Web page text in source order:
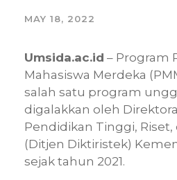
MAY 18, 2022
Umsida.ac.id – Program
Mahasiswa Merdeka
salah satu program
digalakkan oleh
Pendidikan Tinggi,
(Ditjen Diktiristek)
sejak tahun 2021.